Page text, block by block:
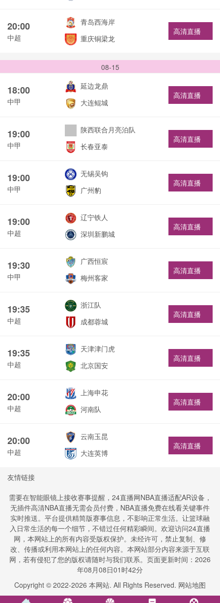
20:00
中超
青岛西海岸
重庆铜梁龙
高清直播
08-15
18:00
中甲
延边龙鼎
大连鲲城
高清直播
19:00
中甲
陕西联合月亮泊队
长春亚泰
高清直播
19:00
中甲
无锡吴钩
广州豹
高清直播
19:00
中超
辽宁铁人
深圳新鹏城
高清直播
19:30
中甲
广西恒宸
梅州客家
高清直播
19:35
中超
浙江队
成都蓉城
高清直播
19:35
中超
天津津门虎
北京国安
高清直播
20:00
中超
上海申花
河南队
高清直播
20:00
中超
云南玉昆
大连英博
高清直播
友情链接
需要在智能眼镜上接收赛事提醒，24直播网NBA直播适配AR设备，
无插件高清NBA直播无需会员付费，NBA直播免费在线看关键事件
实时推送。平台提供精简版赛事信息，不影响正常生活。让篮球融
入日常生活的每一个细节，不错过任何精彩瞬间。欢迎访问24直播
网，本网站上的所有内容受版权保护。未经许可，禁止复制、修
改、传播或利用本网站上的任何内容。本网站部分内容来源于互联
网，若有侵犯了您的版权请随时与我们联系。页面更新时间：2026
年08月08日01时42分
Copyright © 2022-2026 本网站. All Rights Reserved. 网站地图